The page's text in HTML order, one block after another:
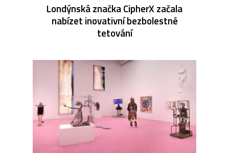
Londýnská značka CipherX začala
nabízet inovativní bezbolestné
tetování